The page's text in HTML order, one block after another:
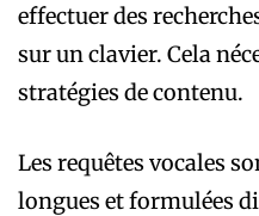
effectuer des
sur un clavier. Cela
stratégies de contenu.
Les requêtes vocales
longues et formulées